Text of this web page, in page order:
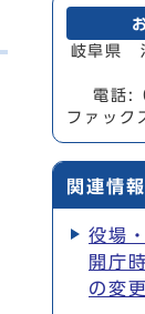
岐阜県
電話:
ファッ
関連情報
役場
開庁
の変